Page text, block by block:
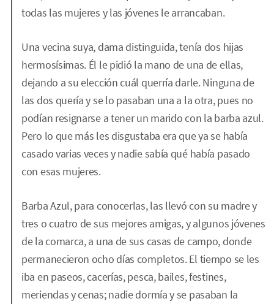
todas las mujeres y las jóvenes le arrancaban.
Una vecina suya, dama distinguida, tenía dos hijas
hermosísimas. Él le pidió la mano de una de ellas,
dejando a su elección cuál querría darle. Ninguna de
las dos quería y se lo pasaban una a la otra, pues no
podían resignarse a tener un marido con la barba azul.
Pero lo que más les disgustaba era que ya se había
casado varias veces y nadie sabía qué había pasado
con esas mujeres.
Barba Azul, para conocerlas, las llevó con su madre y
tres o cuatro de sus mejores amigas, y algunos jóvenes
de la comarca, a una de sus casas de campo, donde
permanecieron ocho días completos. El tiempo se les
iba en paseos, cacerías, pesca, bailes, festines,
meriendas y cenas; nadie dormía y se pasaban la